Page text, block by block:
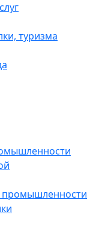
туризма